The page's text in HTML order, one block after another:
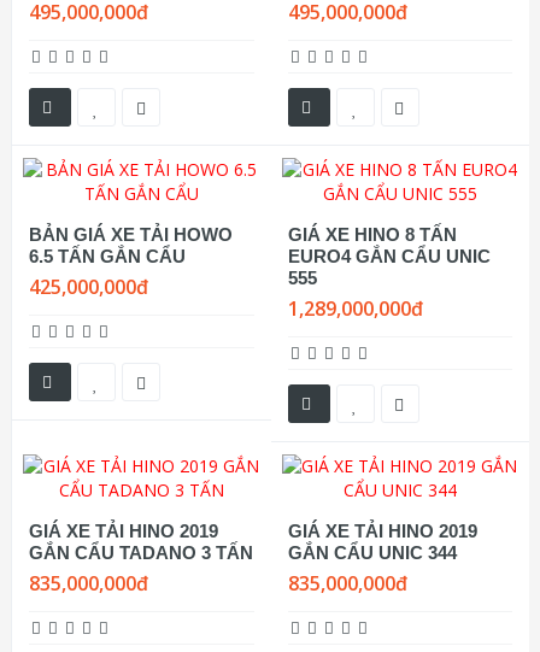
495,000,000đ 495,000,000đ
BẢN GIÁ XE TẢI HOWO
6.5 TẤN GẮN CẨU
425,000,000đ
GIÁ XE HINO 8 TẤN
EURO4 GẮN CẨU UNIC
555
1,289,000,000đ
GIÁ XE TẢI HINO 2019
GẮN CẨU TADANO 3 TẤN
835,000,000đ
GIÁ XE TẢI HINO 2019
GẮN CẨU UNIC 344
835,000,000đ